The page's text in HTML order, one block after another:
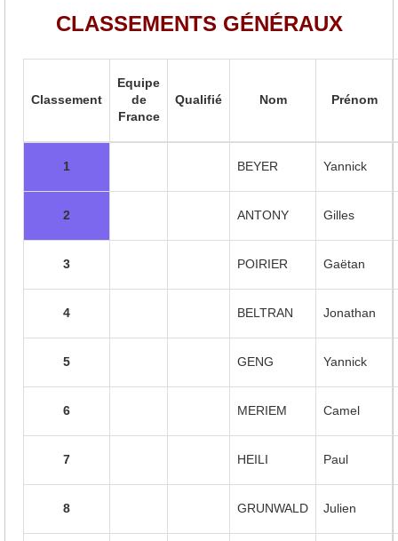
CLASSEMENTS GÉNÉRAUX
Classement
Equipe
de
France
Qualifié Nom Prénom
1 BEYER Yannick
2 ANTONY Gilles
3 POIRIER Gaëtan
4 BELTRAN Jonathan
5 GENG Yannick
6 MERIEM Camel
7 HEILI Paul
8 GRUNWALD Julien